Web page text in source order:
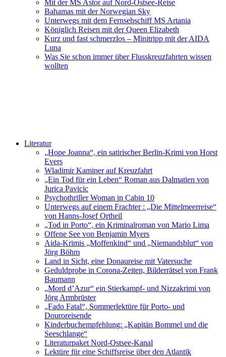
Mit der MS Astor auf Nord-Ostsee-Reise
Bahamas mit der Norwegian Sky
Unterwegs mit dem Fernsehschiff MS Artania
Königlich Reisen mit der Queen Elizabeth
Kurz und fast schmerzlos – Minitripp mit der AIDA
Luna
Was Sie schon immer über Flusskreuzfahrten wissen
wollten
Literatur
„Hope Joanna“, ein satirischer Berlin-Krimi von Horst
Evers
Wladimir Kaminer auf Kreuzfahrt
„Ein Tod für ein Leben“ Roman aus Dalmatien von
Jurica Pavicic
Psychothriller Woman in Cabin 10
Unterwegs auf einem Frachter : „Die Mittelmeerreise“
von Hanns-Josef Ortheil
„Tod in Porto“, ein Kriminalroman von Mario Lima
Offene See von Benjamin Myers
Aida-Krimis „Moffenkind“ und „Niemandsblut“ von
Jörg Böhm
Land in Sicht, eine Donaureise mit Vatersuche
Geduldprobe in Corona-Zeiten, Bilderrätsel von Frank
Baumann
„Mord d’Azur“ ein Stierkampf- und Nizzakrimi von
Jörg Armbrüster
„Fado Fatal“, Sommerlektüre für Porto- und
Douroreisende
Kinderbuchempfehlung: „Kapitän Bommel und die
Seeschlange“
Literaturpaket Nord-Ostsee-Kanal
Lektüre für eine Schiffsreise über den Atlantik